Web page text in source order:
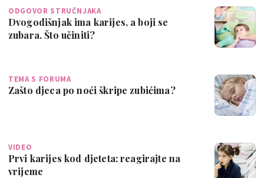
ODGOVOR STRUČNJAKA
Dvogodišnjak ima karijes, a boji se
zubara. Što učiniti?
TEMA S FORUMA
Zašto djeca po noći škripe zubićima?
VIDEO
Prvi karijes kod djeteta: reagirajte na
vrijeme